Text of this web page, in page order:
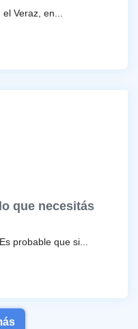
Veraz, en...
que necesitás
probable que si...